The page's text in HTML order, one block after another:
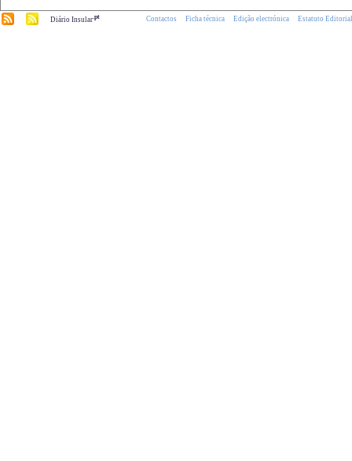
Diário Insular.pt Contactos Ficha técnica Edição electrónica Estatuto Editorial